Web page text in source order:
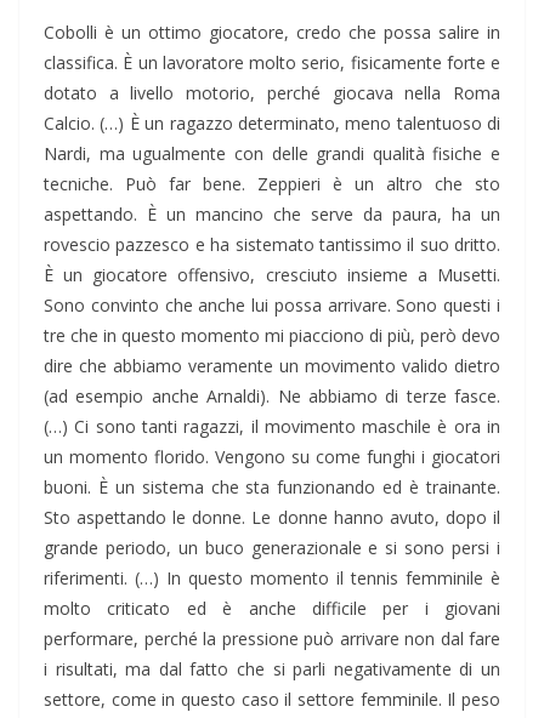
Cobolli è un ottimo giocatore, credo che possa salire in
classifica. È un lavoratore molto serio, fisicamente forte e
dotato a livello motorio, perché giocava nella Roma
Calcio. (…) È un ragazzo determinato, meno talentuoso di
Nardi, ma ugualmente con delle grandi qualità fisiche e
tecniche. Può far bene. Zeppieri è un altro che sto
aspettando. È un mancino che serve da paura, ha un
rovescio pazzesco e ha sistemato tantissimo il suo dritto.
È un giocatore offensivo, cresciuto insieme a Musetti.
Sono convinto che anche lui possa arrivare. Sono questi i
tre che in questo momento mi piacciono di più, però devo
dire che abbiamo veramente un movimento valido dietro
(ad esempio anche Arnaldi). Ne abbiamo di terze fasce.
(…) Ci sono tanti ragazzi, il movimento maschile è ora in
un momento florido. Vengono su come funghi i giocatori
buoni. È un sistema che sta funzionando ed è trainante.
Sto aspettando le donne. Le donne hanno avuto, dopo il
grande periodo, un buco generazionale e si sono persi i
riferimenti. (…) In questo momento il tennis femminile è
molto criticato ed è anche difficile per i giovani
performare, perché la pressione può arrivare non dal fare
i risultati, ma dal fatto che si parli negativamente di un
settore, come in questo caso il settore femminile. Il peso